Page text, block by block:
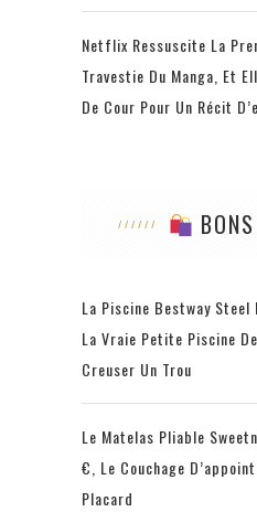
Netflix Ressuscite La
Travestie Du Manga, Et
De Cour Pour Un Récit
La Piscine Bestway Steel
La Vraie Petite Piscine
Creuser Un Trou
Le Matelas Pliable
€, Le Couchage
Placard